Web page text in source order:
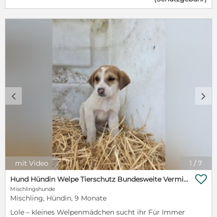
hervorragend, sie spielt und interagiert liebevoll mit
ihren Artgenossen. Valeska ist neugierig,
aufmerksam und freut sich über gemeinsame
Spaziergänge und Kuschelstunden gleichermaßen.
Verträglichkeit: Hunde: Sehr sozial Katzen:
Abholung möglich in: Seevetal, München, Stuttgart,
Köln, Hannover und Magdeburg. Wir geben
Hoffnung, wo keine mehr ist. Wir kämpfen für die,
die niemand mehr sieht.
1 / 7
c d
mit Video
Hund Hündin Welpe Tierschutz Bundesweite Vermittlung
Mischlingshunde
Mischling, Hündin, 9 Monate
Lole – kleines Welpenmädchen sucht ihr Für Immer
